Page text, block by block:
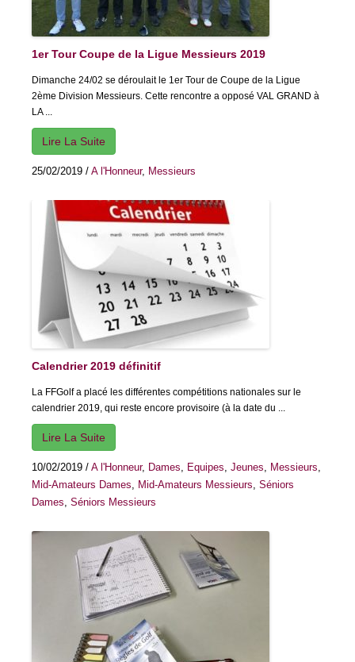
1er Tour Coupe de la Ligue Messieurs 2019
Dimanche 24/02 se déroulait le 1er Tour de Coupe de la Ligue
2ème Division Messieurs. Cette rencontre a opposé VAL GRAND à
LA ...
Lire La Suite
25/02/2019 / A l'Honneur, Messieurs
Calendrier 2019 définitif
La FFGolf a placé les différentes compétitions nationales sur le
calendrier 2019, qui reste encore provisoire (à la date du ...
Lire La Suite
10/02/2019 / A l'Honneur, Dames, Equipes, Jeunes, Messieurs,
Mid-Amateurs Dames, Mid-Amateurs Messieurs, Séniors
Dames, Séniors Messieurs